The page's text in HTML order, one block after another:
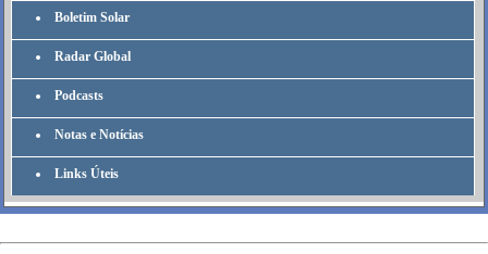
Boletim Solar
Radar Global
Podcasts
Notas e Notícias
Links Úteis